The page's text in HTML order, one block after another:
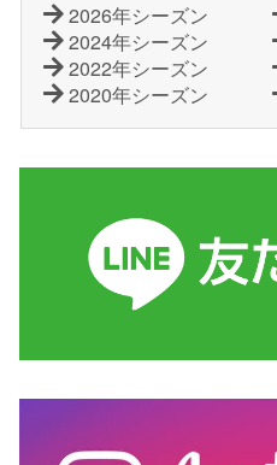
2026年シーズン
2024年シーズン
2022年シーズン
2020年シーズン